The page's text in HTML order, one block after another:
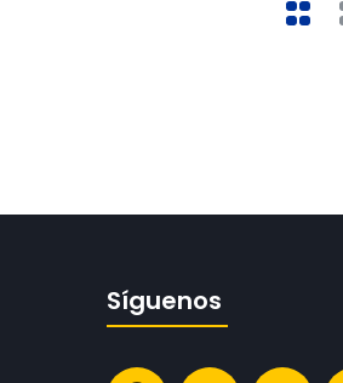
Síguenos